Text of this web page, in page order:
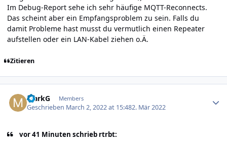
Im Debug-Report sehe ich sehr häufige MQTT-Reconnects.
Das scheint aber ein Empfangsproblem zu sein. Falls du
damit Probleme hast musst du vermutlich einen Repeater
aufstellen oder ein LAN-Kabel ziehen o.Ä.
Zitieren
MarkG Members
Geschrieben March 2, 2022 at 15:482. Mär 2022
vor 41 Minuten schrieb rtrbt: